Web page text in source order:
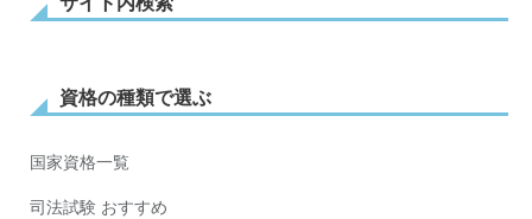
資格の種類で選ぶ
国家資格一覧
司法試験 おすすめ